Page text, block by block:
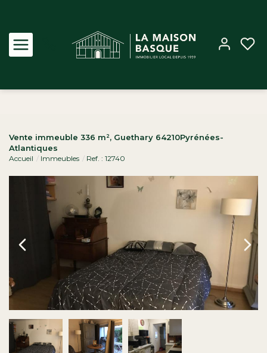
Louer
Estimer
Biens vendus
Notre Agence
Contact
Vente immeuble 336 m², Guethary 64210Pyrénées-
Atlantiques
Accueil Immeubles Ref. : 12740